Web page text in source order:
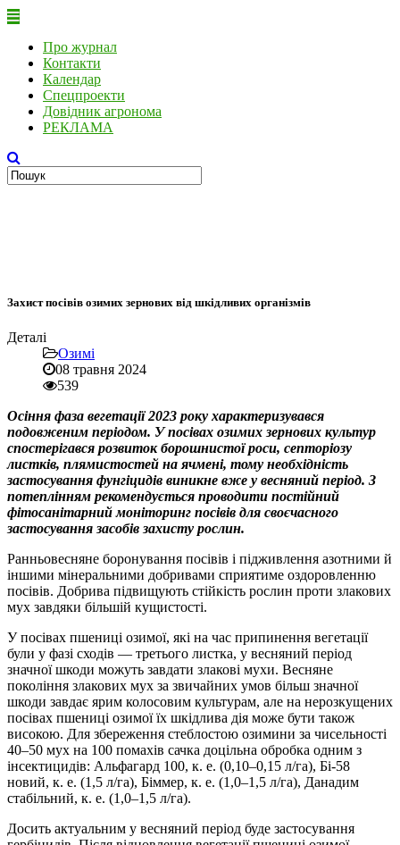
Про журнал
Контакти
Календар
Спецпроекти
Довідник агронома
РЕКЛАМА
Захист посівів озимих зернових від шкідливих організмів
Деталі
Озимі
08 травня 2024
539
Осіння фаза вегетації 2023 року характеризувався
подовженим періодом. У посівах озимих зернових культур
спостерігався розвиток борошнистої роси, септоріозу
листків, плямистостей на ячмені, тому необхідність
застосування фунгіцидів виникне вже у весняний період. З
потеплінням рекомендується проводити постійний
фітосанітарний моніторинг посівів для своєчасного
застосування засобів захисту рослин.
Ранньовесняне боронування посівів і підживлення азотними й
іншими мінеральними добривами сприятиме оздоровленню
посівів. Добрива підвищують стійкість рослин проти злакових
мух завдяки більшій кущистості.
У посівах пшениці озимої, які на час припинення вегетації
були у фазі сходів — третього листка, у весняний період
значної шкоди можуть завдати злакові мухи. Весняне
покоління злакових мух за звичайних умов більш значної
шкоди завдає ярим колосовим культурам, але на нерозкущених
посівах пшениці озимої їх шкідлива дія може бути також
високою. Для збереження стеблостою озимини за чисельності
40–50 мух на 100 помахів сачка доцільна обробка одним з
інсектицидів: Альфагард 100, к. е. (0,10–0,15 л/га), Бі-58
новий, к. е. (1,5 л/га), Біммер, к. е. (1,0–1,5 л/га), Данадим
стабільний, к. е. (1,0–1,5 л/га).
Досить актуальним у весняний період буде застосування